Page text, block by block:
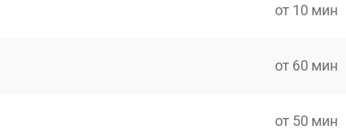
от 10 мин
от 60 мин
от 50 мин